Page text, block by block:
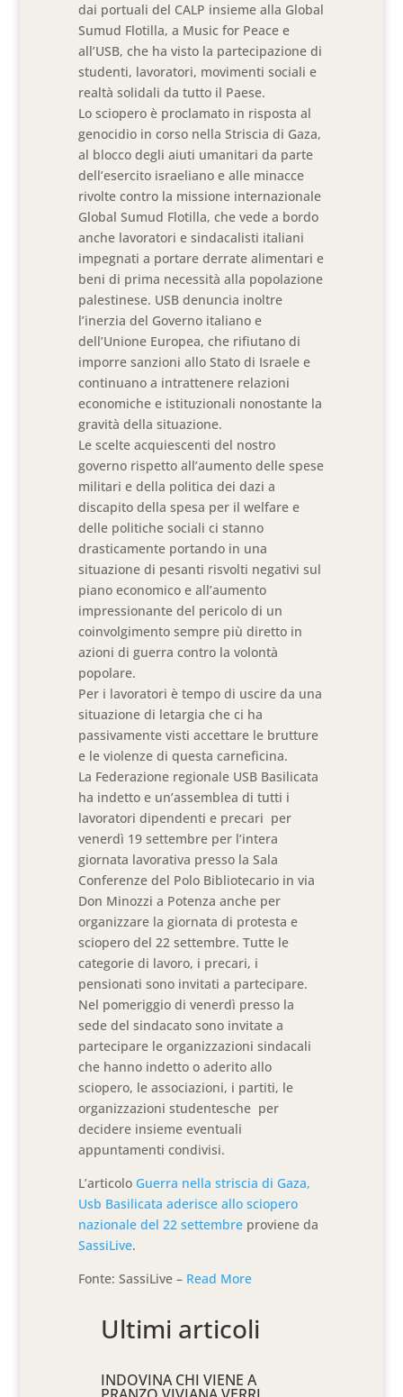
dai portuali del CALP insieme alla Global
Sumud Flotilla, a Music for Peace e
all’USB, che ha visto la partecipazione di
studenti, lavoratori, movimenti sociali e
realtà solidali da tutto il Paese.
Lo sciopero è proclamato in risposta al
genocidio in corso nella Striscia di Gaza,
al blocco degli aiuti umanitari da parte
dell’esercito israeliano e alle minacce
rivolte contro la missione internazionale
Global Sumud Flotilla, che vede a bordo
anche lavoratori e sindacalisti italiani
impegnati a portare derrate alimentari e
beni di prima necessità alla popolazione
palestinese. USB denuncia inoltre
l’inerzia del Governo italiano e
dell’Unione Europea, che rifiutano di
imporre sanzioni allo Stato di Israele e
continuano a intrattenere relazioni
economiche e istituzionali nonostante la
gravità della situazione.
Le scelte acquiescenti del nostro
governo rispetto all’aumento delle spese
militari e della politica dei dazi a
discapito della spesa per il welfare e
delle politiche sociali ci stanno
drasticamente portando in una
situazione di pesanti risvolti negativi sul
piano economico e all’aumento
impressionante del pericolo di un
coinvolgimento sempre più diretto in
azioni di guerra contro la volontà
popolare.
Per i lavoratori è tempo di uscire da una
situazione di letargia che ci ha
passivamente visti accettare le brutture
e le violenze di questa carneficina.
La Federazione regionale USB Basilicata
ha indetto e un’assemblea di tutti i
lavoratori dipendenti e precari per
venerdì 19 settembre per l’intera
giornata lavorativa presso la Sala
Conferenze del Polo Bibliotecario in via
Don Minozzi a Potenza anche per
organizzare la giornata di protesta e
sciopero del 22 settembre. Tutte le
categorie di lavoro, i precari, i
pensionati sono invitati a partecipare.
Nel pomeriggio di venerdì presso la
sede del sindacato sono invitate a
partecipare le organizzazioni sindacali
che hanno indetto o aderito allo
sciopero, le associazioni, i partiti, le
organizzazioni studentesche per
decidere insieme eventuali
appuntamenti condivisi.
L’articolo Guerra nella striscia di Gaza,
Usb Basilicata aderisce allo sciopero
nazionale del 22 settembre proviene da
SassiLive.
Fonte: SassiLive – Read More
Ultimi articoli
INDOVINA CHI VIENE A